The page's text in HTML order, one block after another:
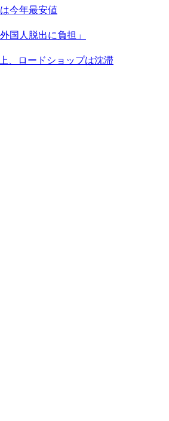
今年最安値
国人脱出に負担」
、ロードショップは沈滞